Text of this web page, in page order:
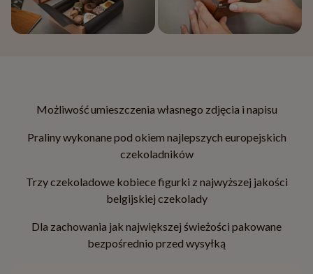
Możliwość umieszczenia własnego zdjęcia i napisu
Praliny wykonane pod okiem najlepszych europejskich
czekoladników
Trzy czekoladowe kobiece figurki z najwyższej jakości
belgijskiej czekolady
Dla zachowania jak największej świeżości pakowane
bezpośrednio przed wysyłką